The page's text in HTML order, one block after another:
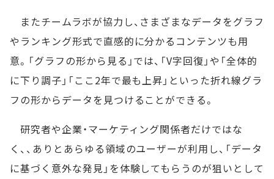
またチームラボが協力し、さまざまなデータをグラフ
やランキング形式で直感的に分かるコンテンツも用
意。「グラフの形から見る」では、「V字回復」や「全体的
に下り調子」「ここ2年で最も上昇」といった折れ線グラ
フの形からデータを見つけることができる。
研究者や企業・マーケティング関係者だけではな
く、、ありとあらゆる領域のユーザーが利用し、「データ
に基づく意外な発見」を体験してもらうのが狙いとして